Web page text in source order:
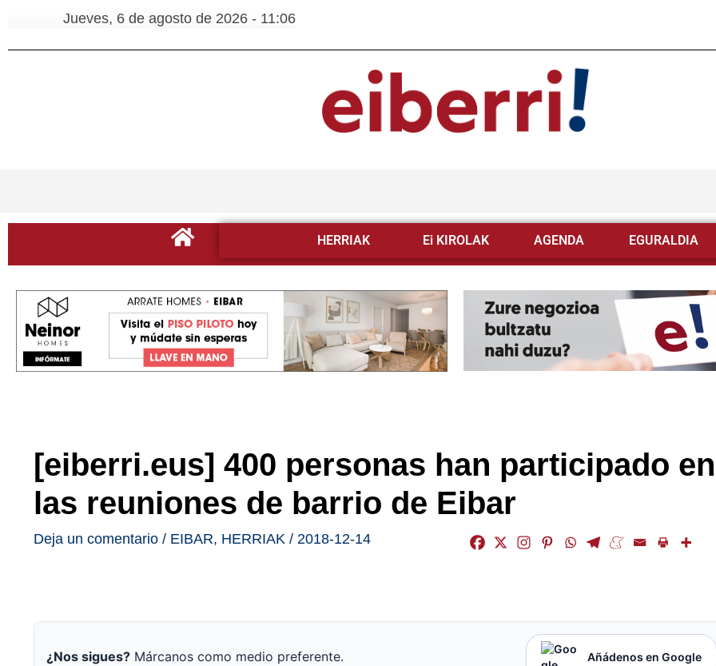
Jueves, 6 de agosto de 2026 - 11:06
HERRIAK Ei KIROLAK AGENDA EGURALDIA
[eiberri.eus] 400 personas han participado en
las reuniones de barrio de Eibar
Deja un comentario / EIBAR, HERRIAK / 2018-12-14
¿Nos sigues? Márcanos como medio preferente. Añádenos en Google